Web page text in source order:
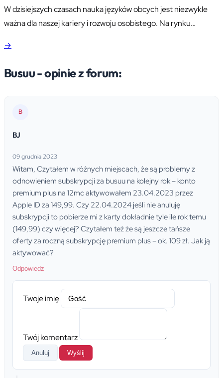
W dzisiejszych czasach nauka języków obcych jest niezwykle
ważna dla naszej kariery i rozwoju osobistego. Na rynku
pomóc, ale jednym z najpopularniejszych jest platforma
krasie – omówimy wszystkie aspekty korzystania z tej aplikacji,
→
Busuu - opinie z forum:
B
BJ
09 grudnia 2023
Witam, Czytałem w różnych miejscach, że są problemy z
odnowieniem subskrypcji za busuu na kolejny rok – konto
premium plus na 12mc aktywowałem 23.04.2023 przez
Apple ID za 149,99. Czy 22.04.2024 jeśli nie anuluję
subskrypcji to pobierze mi z karty dokładnie tyle ile rok temu
(149,99) czy więcej? Czytałem też że są jeszcze tańsze
oferty za roczną subskrypcję premium plus – ok. 109 zł. Jak ją
aktywować?
Odpowiedz
Twoje imię
Twój komentarz
Anuluj Wyślij